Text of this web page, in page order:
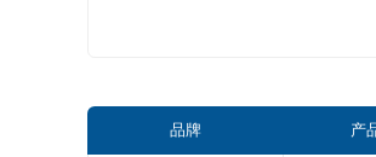
品牌 产